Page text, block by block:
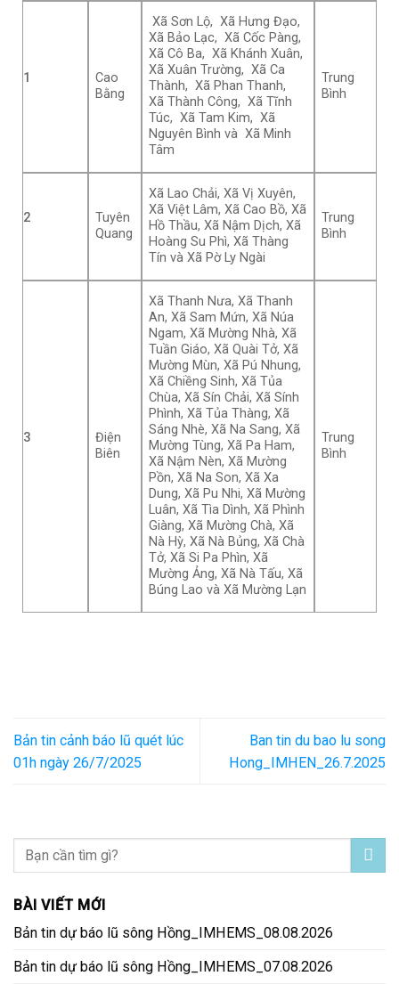
1
Cao
Bằng
Xã Sơn Lộ, Xã Hưng Đạo,
Xã Bảo Lạc, Xã Cốc Pàng,
Xã Cô Ba, Xã Khánh Xuân,
Xã Xuân Trường, Xã Ca
Thành, Xã Phan Thanh,
Xã Thành Công, Xã Tĩnh
Túc, Xã Tam Kim, Xã
Nguyên Bình và Xã Minh
Tâm
Trung
Bình
2
Tuyên
Quang
Xã Lao Chải, Xã Vị Xuyên,
Xã Việt Lâm, Xã Cao Bồ, Xã
Hồ Thầu, Xã Nậm Dịch, Xã
Hoàng Su Phì, Xã Thàng
Tín và Xã Pờ Ly Ngài
Trung
Bình
3
Điện
Biên
Xã Thanh Nưa, Xã Thanh
An, Xã Sam Mứn, Xã Núa
Ngam, Xã Mường Nhà, Xã
Tuần Giáo, Xã Quài Tở, Xã
Mường Mùn, Xã Pú Nhung,
Xã Chiềng Sinh, Xã Tủa
Chùa, Xã Sín Chải, Xã Sính
Phình, Xã Tủa Thàng, Xã
Sáng Nhè, Xã Na Sang, Xã
Mường Tùng, Xã Pa Ham,
Xã Nậm Nèn, Xã Mường
Pồn, Xã Na Son, Xã Xa
Dung, Xã Pu Nhi, Xã Mường
Luân, Xã Tìa Dình, Xã Phình
Giàng, Xã Mường Chà, Xã
Nà Hỳ, Xã Nà Bủng, Xã Chà
Tở, Xã Si Pa Phìn, Xã
Mường Ảng, Xã Nà Tấu, Xã
Búng Lao và Xã Mường Lạn
Trung
Bình
Bản tin cảnh báo lũ quét lúc
01h ngày 26/7/2025
Ban tin du bao lu song
Hong_IMHEN_26.7.2025
BÀI VIẾT MỚI
Bản tin dự báo lũ sông Hồng_IMHEMS_08.08.2026
Bản tin dự báo lũ sông Hồng_IMHEMS_07.08.2026